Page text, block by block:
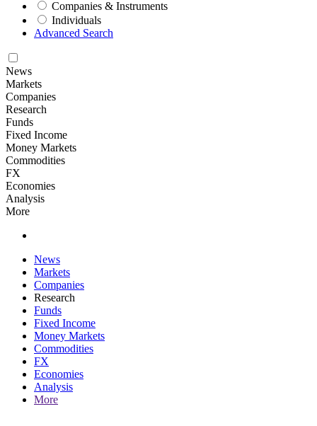
Companies & Instruments
Individuals
Advanced Search
News
Markets
Companies
Research
Funds
Fixed Income
Money Markets
Commodities
FX
Economies
Analysis
More
News
Markets
Companies
Research
Funds
Fixed Income
Money Markets
Commodities
FX
Economies
Analysis
More